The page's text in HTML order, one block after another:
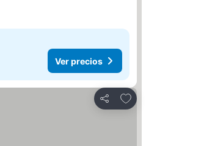
Ver precios
Compartir
Agregar a favoritos